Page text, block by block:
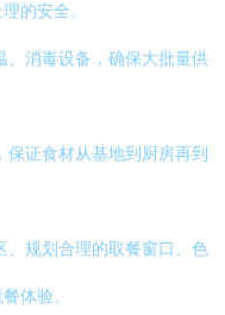
的安全。
、消毒设备，确保大批量供
证食材从基地到厨房再到
、规划合理的取餐窗口、色
体验。